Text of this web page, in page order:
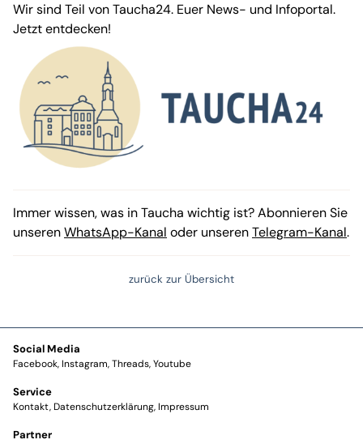
Wir sind Teil von Taucha24. Euer News- und Infoportal.
Jetzt entdecken!
Immer wissen, was in Taucha wichtig ist? Abonnieren Sie
unserenWhatsApp-Kanal oder unserenTelegram-Kanal.
zurück zur Übersicht
Social Media
Facebook Instagram Threads Youtube
Service
Kontakt Datenschutzerklärung Impressum
Partner